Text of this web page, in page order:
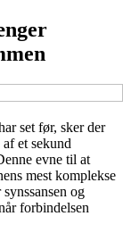
set før, sker der
et sekund
evne til at
mest komplekse
og
forbindelsen